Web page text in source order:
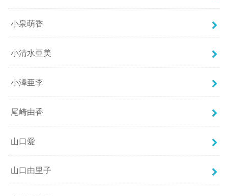
小泉萌香
小清水亜美
小澤亜李
尾崎由香
山口愛
山口由里子